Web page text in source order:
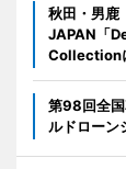
秋田・男鹿
JAPAN「
Collection
第98回全国
ルドローン